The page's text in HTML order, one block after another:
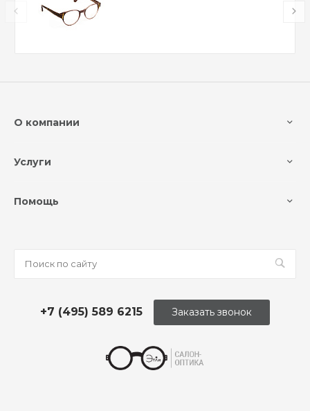
О компании
Услуги
Помощь
+7 (495) 589 6215 Заказать звонок